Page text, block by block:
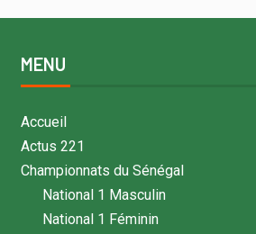
MENU
Accueil
Actus 221
Championnats du Sénégal
National 1 Masculin
National 1 Féminin